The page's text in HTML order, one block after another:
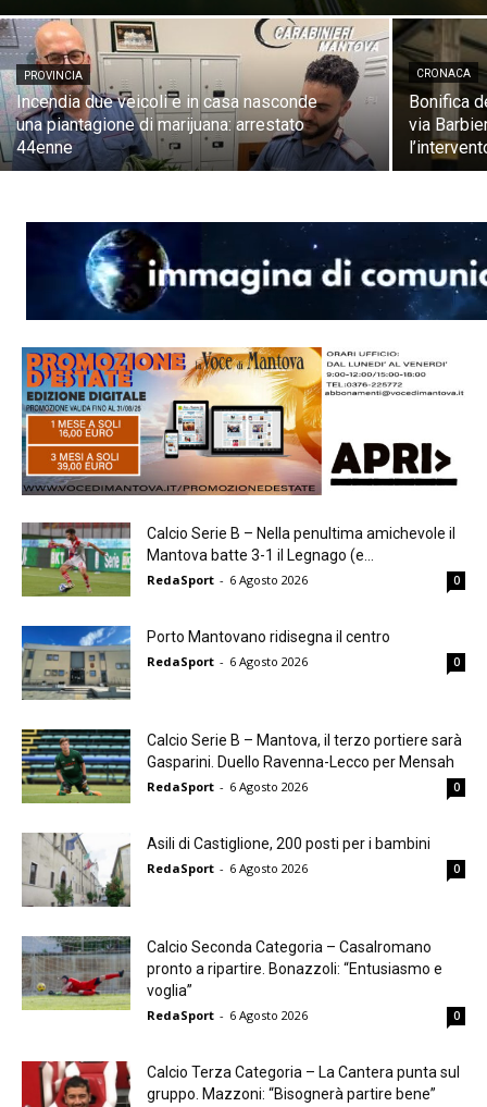
PROVINCIA
Incendia due veicoli e in casa nasconde
una piantagione di marijuana: arrestato
44enne
CRONACA
Bonifica
via
Calcio Serie B – Nella penultima amichevole il
Mantova batte 3-1 il Legnago (e...
RedaSport - 6 Agosto 2026 0
Porto Mantovano ridisegna il centro
RedaSport - 6 Agosto 2026 0
Calcio Serie B – Mantova, il terzo portiere sarà
Gasparini. Duello Ravenna-Lecco per Mensah
RedaSport - 6 Agosto 2026 0
Asili di Castiglione, 200 posti per i bambini
RedaSport - 6 Agosto 2026 0
Calcio Seconda Categoria – Casalromano
pronto a ripartire. Bonazzoli: “Entusiasmo e
voglia”
RedaSport - 6 Agosto 2026 0
Calcio Terza Categoria – La Cantera punta sul
gruppo. Mazzoni: “Bisognerà partire bene”